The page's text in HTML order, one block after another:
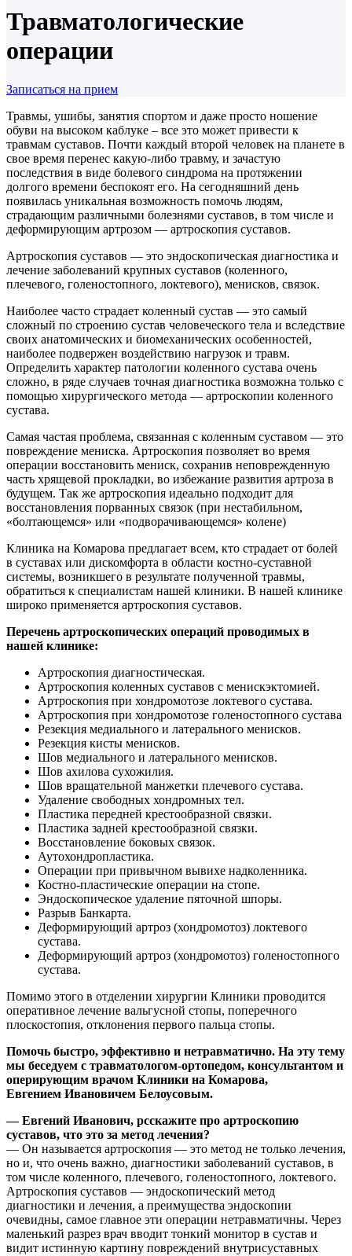
Травматологические
операции
Записаться на прием
Травмы, ушибы, занятия спортом и даже просто ношение
обуви на высоком каблуке – все это может привести к
травмам суставов. Почти каждый второй человек на планете в
свое время перенес какую-либо травму, и зачастую
последствия в виде болевого синдрома на протяжении
долгого времени беспокоят его. На сегодняшний день
появилась уникальная возможность помочь людям,
страдающим различными болезнями суставов, в том числе и
деформирующим артрозом — артроскопия суставов.
Артроскопия суставов — это эндоскопическая диагностика и
лечение заболеваний крупных суставов (коленного,
плечевого, голеностопного, локтевого), менисков, связок.
Наиболее часто страдает коленный сустав — это самый
сложный по строению сустав человеческого тела и вследствие
своих анатомических и биомеханических особенностей,
наиболее подвержен воздействию нагрузок и травм.
Определить характер патологии коленного сустава очень
сложно, в ряде случаев точная диагностика возможна только с
помощью хирургического метода — артроскопии коленного
сустава.
Самая частая проблема, связанная с коленным суставом — это
повреждение мениска. Артроскопия позволяет во время
операции восстановить мениск, сохранив неповрежденную
часть хрящевой прокладки, во избежание развития артроза в
будущем. Так же артроскопия идеально подходит для
восстановления порванных связок (при нестабильном,
«болтающемся» или «подворачивающемся» колене)
Клиника на Комарова предлагает всем, кто страдает от болей
в суставах или дискомфорта в области костно-суставной
системы, возникшего в результате полученной травмы,
обратиться к специалистам нашей клиники. В нашей клинике
широко применяется артроскопия суставов.
Перечень артроскопических операций проводимых в
нашей клинике:
Артроскопия диагностическая.
Артроскопия коленных суставов с менискэктомией.
Артроскопия при хондромотозе локтевого сустава.
Артроскопия при хондромотозе голеностопного сустава
Резекция медиального и латерального менисков.
Резекция кисты менисков.
Шов медиального и латерального менисков.
Шов ахилова сухожилия.
Шов вращательной манжетки плечевого сустава.
Удаление свободных хондромных тел.
Пластика передней крестообразной связки.
Пластика задней крестообразной связки.
Восстановление боковых связок.
Аутохондропластика.
Операции при привычном вывихе надколенника.
Костно-пластические операции на стопе.
Эндоскопическое удаление пяточной шпоры.
Разрыв Банкарта.
Деформирующий артроз (хондромотоз) локтевого
сустава.
Деформирующий артроз (хондромотоз) голеностопного
сустава.
Помимо этого в отделении хирургии Клиники проводится
оперативное лечение вальгусной стопы, поперечного
плоскостопия, отклонения первого пальца стопы.
Помочь быстро, эффективно и нетравматично. На эту тему
мы беседуем с травматологом-ортопедом, консультантом и
оперирующим врачом Клиники на Комарова,
Евгением Ивановичем Белоусовым.
— Евгений Иванович, рсскажите про артроскопию
суставов, что это за метод лечения?
— Он называется артроскопия — это метод не только лечения,
но и, что очень важно, диагностики заболеваний суставов, в
том числе коленного, плечевого, голеностопного, локтевого.
Артроскопия суставов — эндоскопический метод
диагностики и лечения, а преимущества эндоскопии
очевидны, самое главное эти операции нетравматичны. Через
маленький разрез врач вводит тонкий монитор в сустав и
видит истинную картину повреждений внутрисуставных